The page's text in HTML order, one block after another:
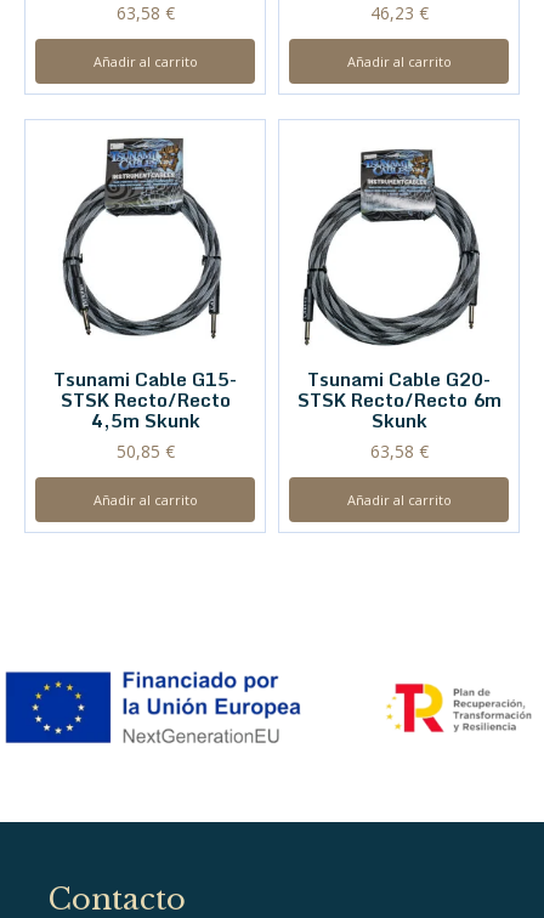
63,58 €
Añadir al carrito
46,23 €
Añadir al carrito
Tsunami Cable G15-
STSK Recto/Recto
4,5m Skunk
50,85 €
Añadir al carrito
Tsunami Cable G20-
STSK Recto/Recto 6m
Skunk
63,58 €
Añadir al carrito
Contacto